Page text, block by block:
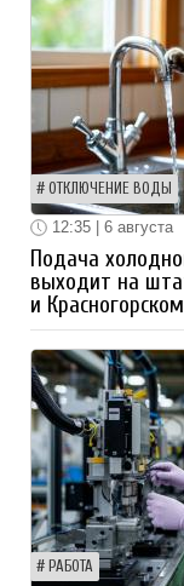
ОТКЛЮЧЕНИЕ ВОДЫ
12:35 | 6 августа
Подача
выходит на
и
РАБОТА